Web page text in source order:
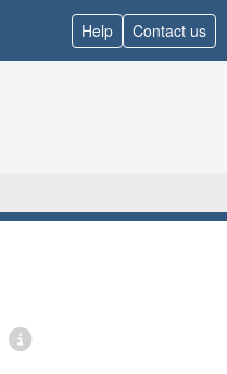
Help Contact us